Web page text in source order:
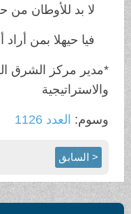
لا بد للأوطان من
فيا حيهلا بمن أراد
*مدير مركز الشرق
والاستراتيجية
وسوم:العدد 1126
< السابق